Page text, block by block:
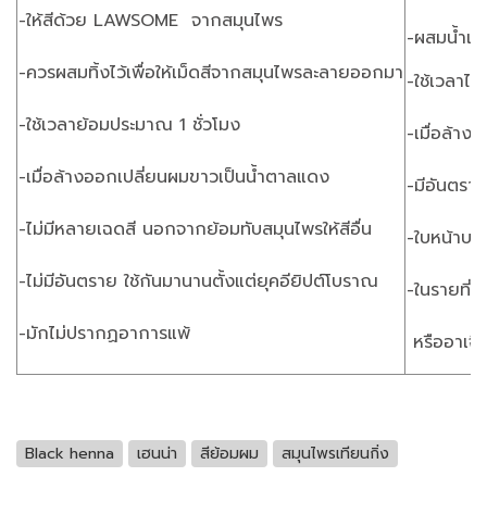
-ให้สีด้วย LAWSOME จากสมุนไพร
-ควรผสมทิ้งไว้เพื่อให้เม็ดสีจากสมุนไพรละลายออกมา
-ใช้เวลาย้อมประมาณ 1 ชั่วโมง
-เมื่อล้างออกเปลี่ยนผมขาวเป็นน้ำตาลแดง
-ไม่มีหลายเฉดสี นอกจากย้อมทับสมุนไพรให้สีอื่น
-ไม่มีอันตราย ใช้กันมานานตั้งแต่ยุคอียิปต์โบราณ
-มักไม่ปรากฏอาการแพ้
-ผสมน้ำแ
-ใช้เวลา
-เมื่อล้าง
-มีอันตรา
-ใบหน้าบ
-ในรายที่
หรืออาเ
Black henna เฮนน่า สีย้อมผม สมุนไพรเทียนกิ่ง